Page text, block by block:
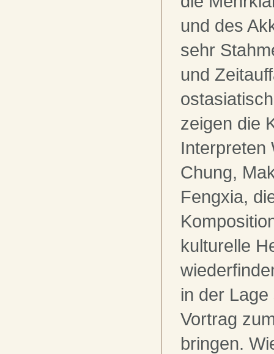
und des
sehr
und
zeigen die
Interpreten
Chung,
Fengxia,
kulturelle
in der
Vortrag
bringen.